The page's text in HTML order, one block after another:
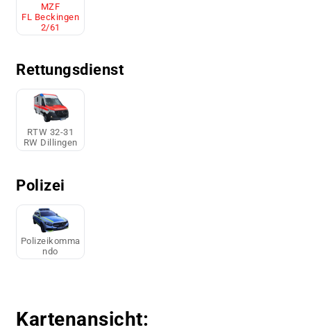
MZF
FL Beckingen
2/61
Rettungsdienst
RTW 32-31
RW Dillingen
Polizei
Polizeikomma
ndo
Kartenansicht: